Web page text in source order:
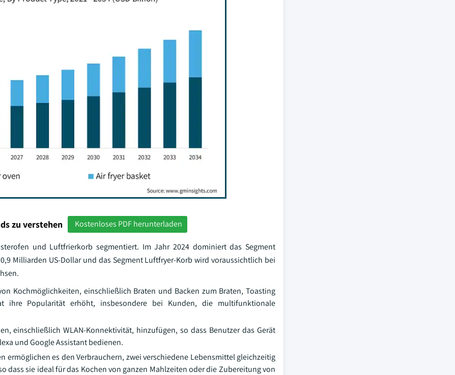
zu verstehen Kostenloses PDF herunterladen
und Luftfrierkorb segmentiert. Im Jahr 2024 dominiert das Segment
Milliarden US-Dollar und das Segment Luftfryer-Korb wird voraussichtlich bei
Kochmöglichkeiten, einschließlich Braten und Backen zum Braten, Toasting
ihre Popularität erhöht, insbesondere bei Kunden, die multifunktionale
einschließlich WLAN-Konnektivität, hinzufügen, so dass Benutzer das Gerät
und Google Assistant bedienen.
ermöglichen es den Verbrauchern, zwei verschiedene Lebensmittel gleichzeitig
dass sie ideal für das Kochen von ganzen Mahlzeiten oder die Zubereitung von